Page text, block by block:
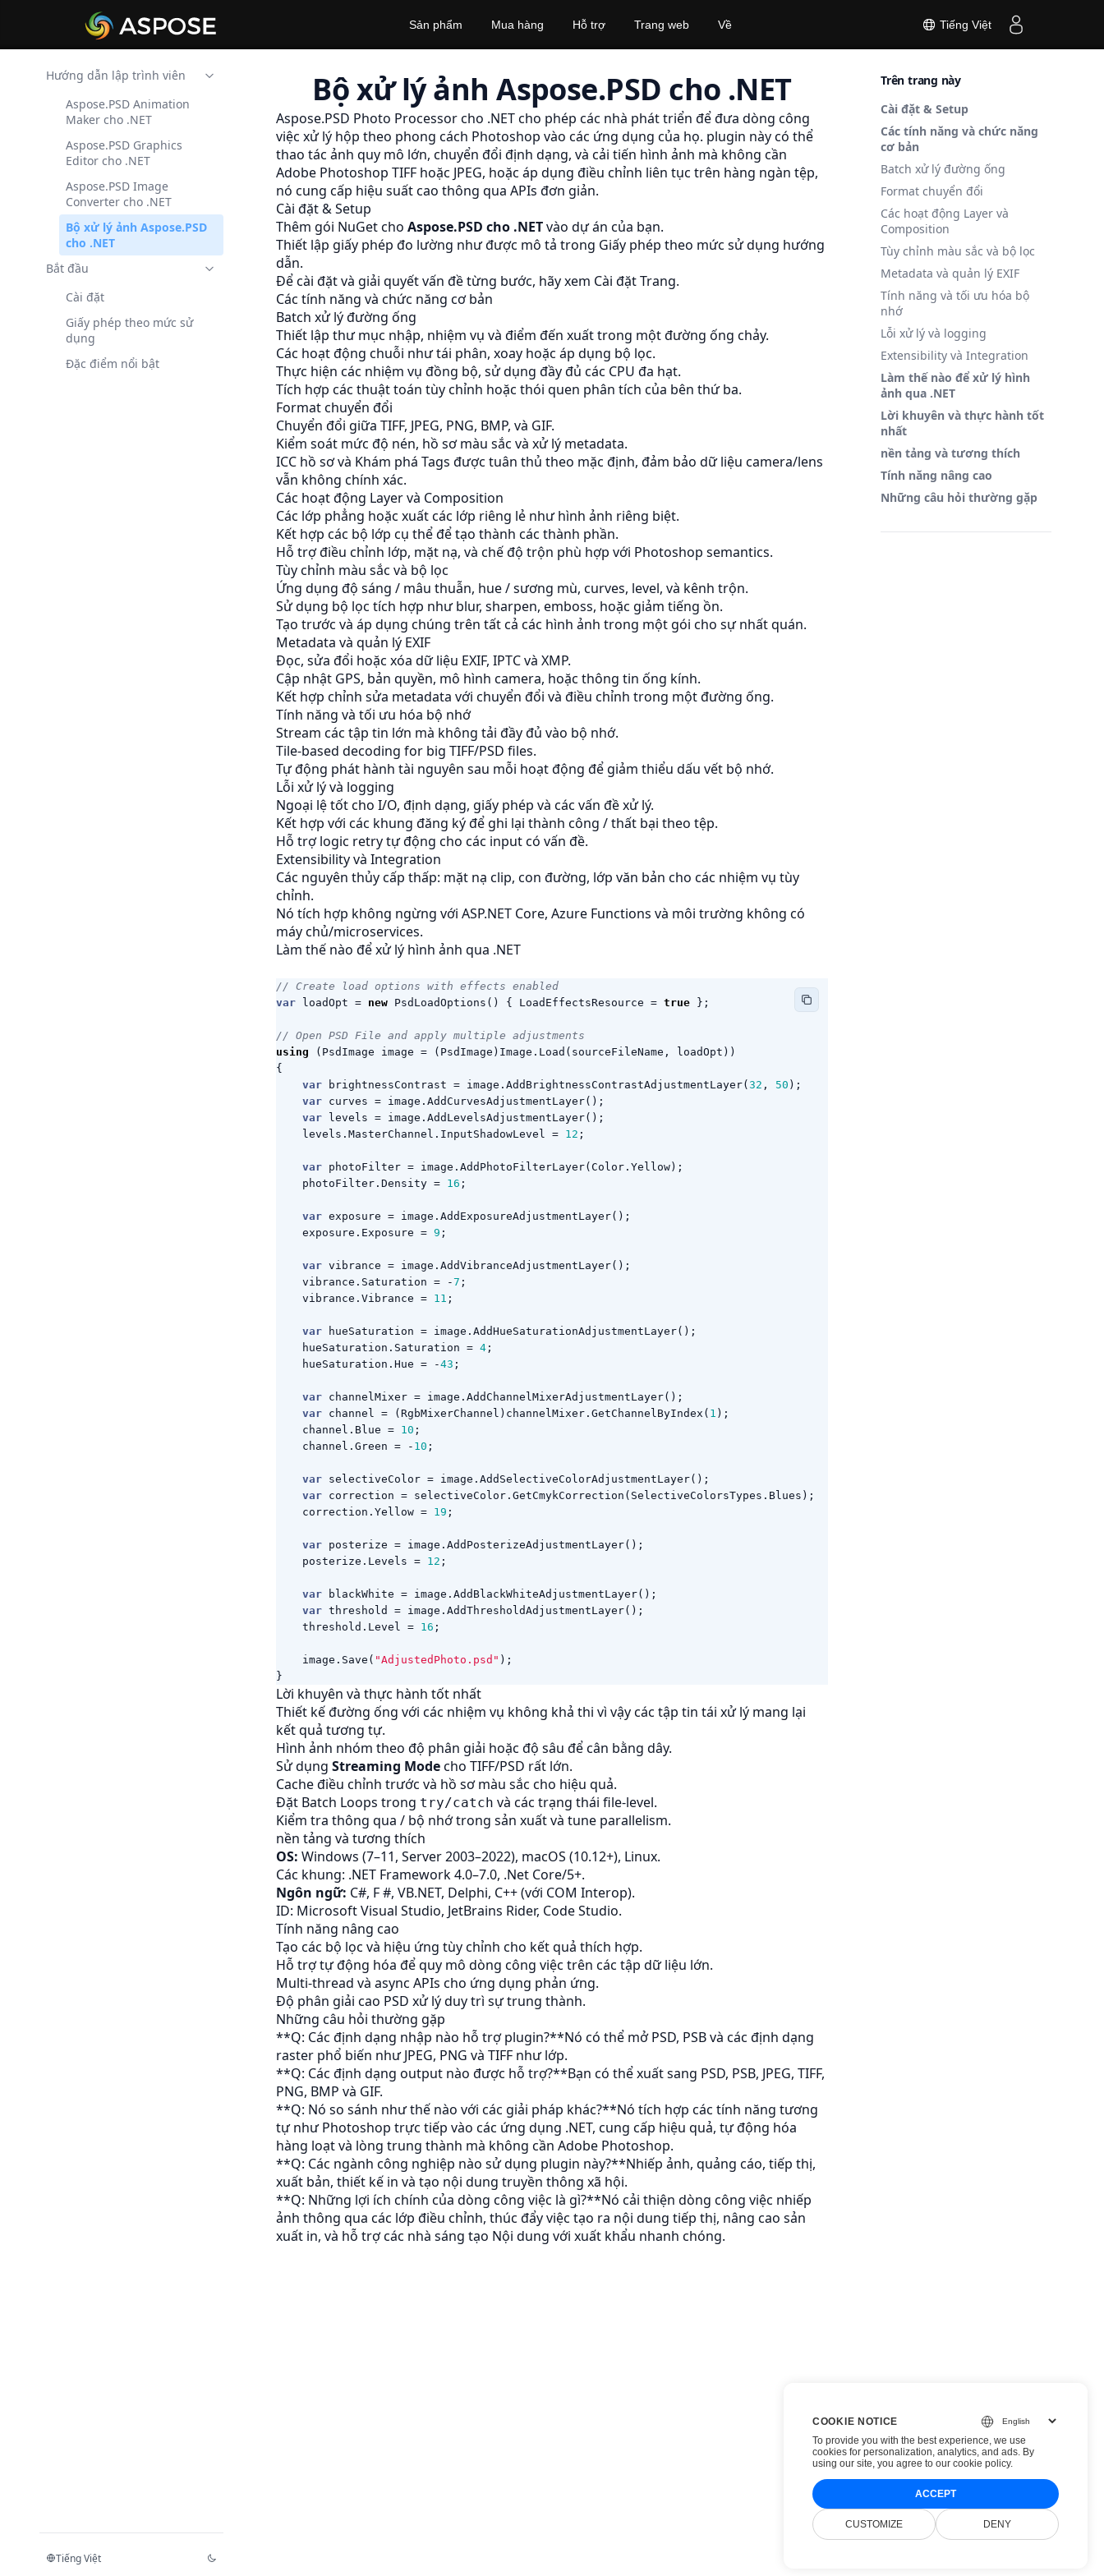
Tiếng Việt
Sản phẩm Mua hàng Hỗ trợ Trang web Về
Hướng dẫn lập trình viên
Aspose.PSD Animation
Maker cho .NET
Aspose.PSD Graphics
Editor cho .NET
Aspose.PSD Image
Converter cho .NET
Bộ xử lý ảnh Aspose.PSD
cho .NET
Bắt đầu
Cài đặt
Giấy phép theo mức sử
dụng
Đặc điểm nổi bật
Tiếng Việt
Trên trang này
Cài đặt & Setup
Các tính năng và chức năng
cơ bản
Batch xử lý đường ống
Format chuyển đổi
Các hoạt động Layer và
Composition
Tùy chỉnh màu sắc và bộ lọc
Metadata và quản lý EXIF
Tính năng và tối ưu hóa bộ
nhớ
Lỗi xử lý và logging
Extensibility và Integration
Làm thế nào để xử lý hình
ảnh qua .NET
Lời khuyên và thực hành tốt
nhất
nền tảng và tương thích
Tính năng nâng cao
Những câu hỏi thường gặp
Bộ xử lý ảnh Aspose.PSD cho .NET
Aspose.PSD Photo Processor cho .NET cho phép các nhà phát triển để đưa dòng công
việc xử lý hộp theo phong cách Photoshop vào các ứng dụng của họ. plugin này có thể
thao tác ảnh quy mô lớn, chuyển đổi định dạng, và cải tiến hình ảnh mà không cần
Adobe Photoshop TIFF hoặc JPEG, hoặc áp dụng điều chỉnh liên tục trên hàng ngàn tệp,
nó cung cấp hiệu suất cao thông qua APIs đơn giản.
Cài đặt & Setup
Thêm gói NuGet cho Aspose.PSD cho .NETvào dự án của bạn.
Thiết lập giấy phép đo lường như được mô tả trong Giấy phép theo mức sử dụng hướng
dẫn.
Để cài đặt và giải quyết vấn đề từng bước, hãy xem Cài đặtTrang.
Các tính năng và chức năng cơ bản
Batch xử lý đường ống
Thiết lập thư mục nhập, nhiệm vụ và điểm đến xuất trong một đường ống chảy.
Các hoạt động chuỗi như tái phân, xoay hoặc áp dụng bộ lọc.
Thực hiện các nhiệm vụ đồng bộ, sử dụng đầy đủ các CPU đa hạt.
Tích hợp các thuật toán tùy chỉnh hoặc thói quen phân tích của bên thứ ba.
Format chuyển đổi
Chuyển đổi giữa TIFF, JPEG, PNG, BMP, và GIF.
Kiểm soát mức độ nén, hồ sơ màu sắc và xử lý metadata.
ICC hồ sơ và Khám phá Tags được tuân thủ theo mặc định, đảm bảo dữ liệu camera/lens
vẫn không chính xác.
Các hoạt động Layer và Composition
Các lớp phẳng hoặc xuất các lớp riêng lẻ như hình ảnh riêng biệt.
Kết hợp các bộ lớp cụ thể để tạo thành các thành phần.
Hỗ trợ điều chỉnh lớp, mặt nạ, và chế độ trộn phù hợp với Photoshop semantics.
Tùy chỉnh màu sắc và bộ lọc
Ứng dụng độ sáng / mâu thuẫn, hue / sương mù, curves, level, và kênh trộn.
Sử dụng bộ lọc tích hợp như blur, sharpen, emboss, hoặc giảm tiếng ồn.
Tạo trước và áp dụng chúng trên tất cả các hình ảnh trong một gói cho sự nhất quán.
Metadata và quản lý EXIF
Đọc, sửa đổi hoặc xóa dữ liệu EXIF, IPTC và XMP.
Cập nhật GPS, bản quyền, mô hình camera, hoặc thông tin ống kính.
Kết hợp chỉnh sửa metadata với chuyển đổi và điều chỉnh trong một đường ống.
Tính năng và tối ưu hóa bộ nhớ
Stream các tập tin lớn mà không tải đầy đủ vào bộ nhớ.
Tile-based decoding for big TIFF/PSD files.
Tự động phát hành tài nguyên sau mỗi hoạt động để giảm thiểu dấu vết bộ nhớ.
Lỗi xử lý và logging
Ngoại lệ tốt cho I/O, định dạng, giấy phép và các vấn đề xử lý.
Kết hợp với các khung đăng ký để ghi lại thành công / thất bại theo tệp.
Hỗ trợ logic retry tự động cho các input có vấn đề.
Extensibility và Integration
Các nguyên thủy cấp thấp: mặt nạ clip, con đường, lớp văn bản cho các nhiệm vụ tùy
chỉnh.
Nó tích hợp không ngừng với ASP.NET Core, Azure Functions và môi trường không có
máy chủ/microservices.
Làm thế nào để xử lý hình ảnh qua .NET
// Create load options with effects enabled
var
loadOpt = new PsdLoadOptions () { LoadEffectsResource = true };
// Open PSD File and apply multiple adjustments
using
( PsdImage image = ( PsdImage ) Image . Load ( sourceFileName , loadOpt ))
{
var
brightnessContrast = image . AddBrightnessContrastAdjustmentLayer( 32 , 50 );
var curves = image . AddCurvesAdjustmentLayer();
var
levels = image . AddLevelsAdjustmentLayer();
levels . MasterChannel . InputShadowLevel = 12 ;
var photoFilter = image . AddPhotoFilterLayer( Color . Yellow );
photoFilter . Density = 16 ;
var exposure = image . AddExposureAdjustmentLayer();
exposure . Exposure = 9 ;
var vibrance = image . AddVibranceAdjustmentLayer();
vibrance . Saturation = -7 ;
vibrance . Vibrance = 11 ;
var hueSaturation = image . AddHueSaturationAdjustmentLayer();
hueSaturation . Saturation = 4 ;
hueSaturation . Hue = -43 ;
var channelMixer = image . AddChannelMixerAdjustmentLayer();
var channel = ( RgbMixerChannel ) channelMixer . GetChannelByIndex ( 1 );
channel . Blue = 10 ;
channel . Green = - 10 ;
var selectiveColor = image . AddSelectiveColorAdjustmentLayer();
var correction = selectiveColor . GetCmykCorrection ( SelectiveColorsTypes . Blues );
correction . Yellow = 19 ;
var posterize = image . AddPosterizeAdjustmentLayer();
posterize . Levels = 12 ;
var blackWhite = image . AddBlackWhiteAdjustmentLayer();
var threshold = image . AddThresholdAdjustmentLayer();
threshold . Level = 16 ;
image . Save ( "AdjustedPhoto.psd" );
}
Lời khuyên và thực hành tốt nhất
Thiết kế đường ống với các nhiệm vụ không khả thi vì vậy các tập tin tái xử lý mang lại
kết quả tương tự.
Hình ảnh nhóm theo độ phân giải hoặc độ sâu để cân bằng dây.
Sử dụng Streaming Modecho TIFF/PSD rất lớn.
Cache điều chỉnh trước và hồ sơ màu sắc cho hiệu quả.
Đặt Batch Loops trong try/catch và các trạng thái file-level.
Kiểm tra thông qua / bộ nhớ trong sản xuất và tune parallelism.
nền tảng và tương thích
OS: Windows (7–11, Server 2003–2022), macOS (10.12+), Linux.
Các khung: .NET Framework 4.0–7.0, .Net Core/5+.
Ngôn ngữ: C#, F #, VB.NET, Delphi, C++ (với COM Interop).
ID: Microsoft Visual Studio, JetBrains Rider, Code Studio.
Tính năng nâng cao
Tạo các bộ lọc và hiệu ứng tùy chỉnh cho kết quả thích hợp.
Hỗ trợ tự động hóa để quy mô dòng công việc trên các tập dữ liệu lớn.
Multi-thread và async APIs cho ứng dụng phản ứng.
Độ phân giải cao PSD xử lý duy trì sự trung thành.
Những câu hỏi thường gặp
**Q: Các định dạng nhập nào hỗ trợ plugin?**Nó có thể mở PSD, PSB và các định dạng
raster phổ biến như JPEG, PNG và TIFF như lớp.
**Q: Các định dạng output nào được hỗ trợ?**Bạn có thể xuất sang PSD, PSB, JPEG, TIFF,
PNG, BMP và GIF.
**Q: Nó so sánh như thế nào với các giải pháp khác?**Nó tích hợp các tính năng tương
tự như Photoshop trực tiếp vào các ứng dụng .NET, cung cấp hiệu quả, tự động hóa
hàng loạt và lòng trung thành mà không cần Adobe Photoshop.
**Q: Các ngành công nghiệp nào sử dụng plugin này?**Nhiếp ảnh, quảng cáo, tiếp thị,
xuất bản, thiết kế in và tạo nội dung truyền thông xã hội.
**Q: Những lợi ích chính của dòng công việc là gì?**Nó cải thiện dòng công việc nhiếp
ảnh thông qua các lớp điều chỉnh, thúc đẩy việc tạo ra nội dung tiếp thị, nâng cao sản
xuất in, và hỗ trợ các nhà sáng tạo Nội dung với xuất khẩu nhanh chóng.
COOKIE NOTICE
To provide you with the best experience, we use
cookies for personalization, analytics, and ads. By
using our site, you agree to our cookie policy.
ACCEPT
CUSTOMIZE DENY